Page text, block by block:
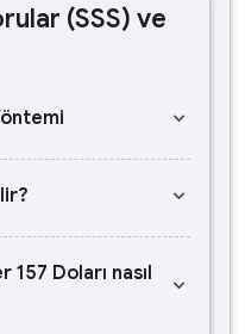
(SSS) ve
keyboard_arrow_down
keyboard_arrow_down
Doları nasıl
keyboard_arrow_down